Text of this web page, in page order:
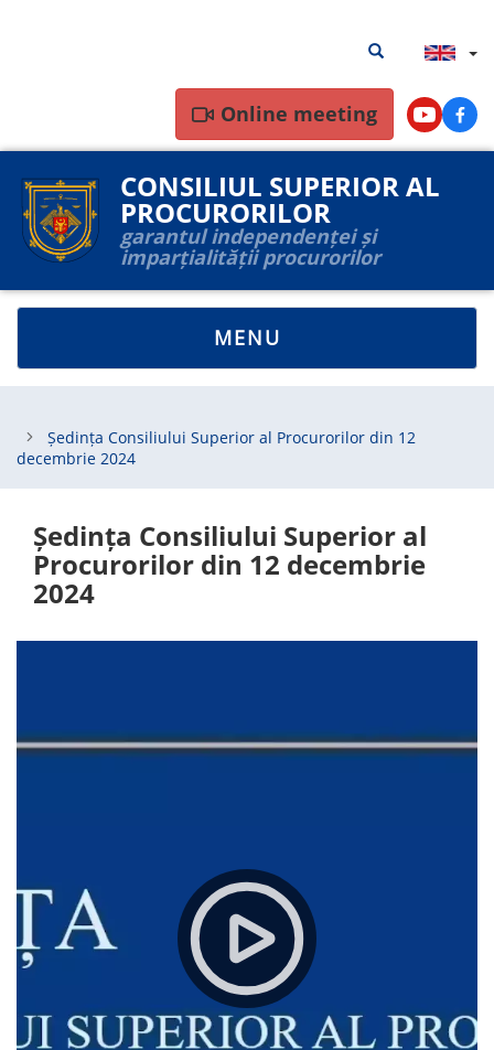
Search
results
Search results
Online meeting Youtube
CONSILIUL SUPERIOR AL
PROCURORILOR
garantul independenței și
imparțialității procurorilor
TOGGLE
NAVIGATION
MENU
Ședința Consiliului Superior al Procurorilor din 12
decembrie 2024
Ședința Consiliului Superior al
Procurorilor din 12 decembrie
2024